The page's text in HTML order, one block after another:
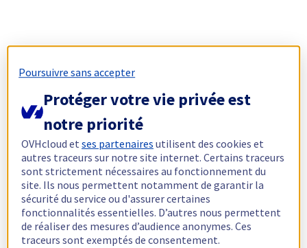
Poursuivre sans accepter
Protéger votre vie privée est
notre priorité
OVHcloud etses partenaires utilisent des cookies et
autres traceurs sur notre site internet. Certains traceurs
sont strictement nécessaires au fonctionnement du
site. Ils nous permettent notamment de garantir la
sécurité du service ou d'assurer certaines
fonctionnalités essentielles. D’autres nous permettent
de réaliser des mesures d’audience anonymes. Ces
traceurs sont exemptés de consentement.